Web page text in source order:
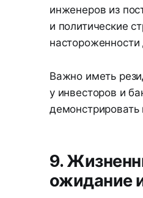
инженеров из
и политические
настороженности
Важно иметь
у инвесторов и
демонстрировать
9.
ожидание